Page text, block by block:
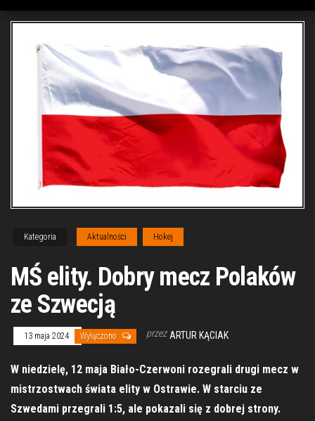
Kategoria Aktualności Hokej
MŚ elity. Dobry mecz Polaków
ze Szwecją
13 maja 2024 Wyłączono przez ARTUR KĄCIAK
W niedzielę, 12 maja Biało-Czerwoni rozegrali drugi mecz w
mistrzostwach świata elity w Ostrawie. W starciu ze
Szwedami przegrali 1:5, ale pokazali się z dobrej strony.